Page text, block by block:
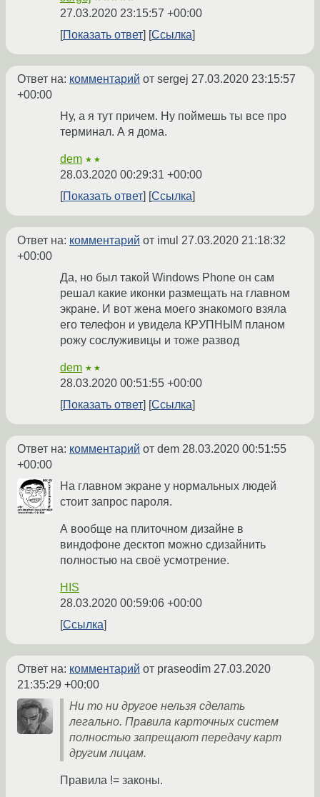
27.03.2020 23:15:57 +00:00
Показать ответ
Ссылка
Ответ на: комментарий от sergej 27.03.2020 23:15:57
+00:00
Ну, а я тут причем. Ну поймешь ты все про
терминал. А я дома.
dem ★★
28.03.2020 00:29:31 +00:00
Показать ответ
Ссылка
Ответ на: комментарий от imul 27.03.2020 21:18:32
+00:00
Да, но был такой Windows Phone он сам
решал какие иконки размещать на главном
экране. И вот жена моего знакомого взяла
его телефон и увидела КРУПНЫМ планом
рожу сослуживицы и тоже развод
dem ★★
28.03.2020 00:51:55 +00:00
Показать ответ
Ссылка
Ответ на: комментарий от dem 28.03.2020 00:51:55
+00:00
На главном экране у нормальных людей
стоит запрос пароля.
А вообще на плиточном дизайне в
виндофоне десктоп можно сдизайнить
полностью на своё усмотрение.
HIS
28.03.2020 00:59:06 +00:00
Ссылка
Ответ на: комментарий от praseodim 27.03.2020
21:35:29 +00:00
Ни то ни другое нельзя сделать
легально. Правила карточных систем
полностью запрещают передачу карт
другим лицам.
Правила != законы.